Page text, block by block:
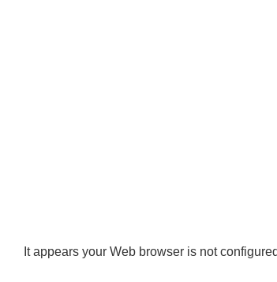
It appears your Web browser is not